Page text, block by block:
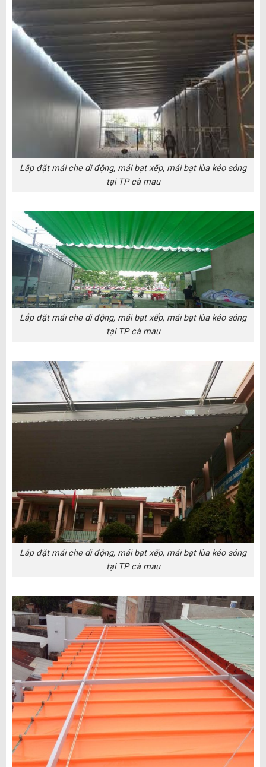
Lắp đặt mái che di động, mái bạt xếp, mái bạt lùa kéo sóng
tại TP cà mau
Lắp đặt mái che di động, mái bạt xếp, mái bạt lùa kéo sóng
tại TP cà mau
Lắp đặt mái che di động, mái bạt xếp, mái bạt lùa kéo sóng
tại TP cà mau